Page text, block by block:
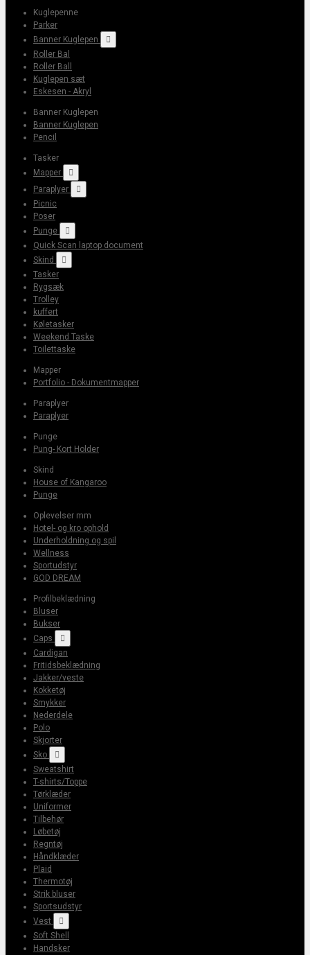
Kuglepenne
Parker
Banner Kuglepen

Roller Bal
Roller Ball
Kuglepen sæt
Eskesen - Akryl
Banner Kuglepen
Banner Kuglepen
Pencil
Tasker
Mapper

Paraplyer

Picnic
Poser
Punge

Quick Scan laptop document
Skind

Tasker
Rygsæk
Trolley
kuffert
Køletasker
Weekend Taske
Toilettaske
Mapper
Portfolio - Dokumentmapper
Paraplyer
Paraplyer
Punge
Pung- Kort Holder
Skind
House of Kangaroo
Punge
Oplevelser mm
Hotel- og kro ophold
Underholdning og spil
Wellness
Sportudstyr
GOD DREAM
Profilbeklædning
Bluser
Bukser
Caps

Cardigan
Fritidsbeklædning
Jakker/veste
Kokketøj
Smykker
Nederdele
Polo
Skjorter
Sko

Sweatshirt
T-shirts/Toppe
Tørklæder
Uniformer
Tilbehør
Løbetøj
Regntøj
Håndklæder
Plaid
Thermotøj
Strik bluser
Sportsudstyr
Vest

Soft Shell
Handsker